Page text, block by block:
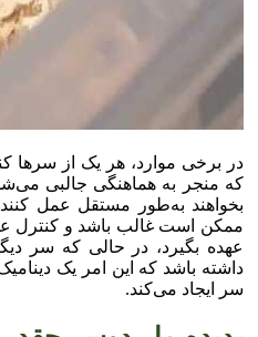
در برخی موارد، هر یک از سر‌ها
که منجر به هماهنگی جالبی
بخواهند به‌طور مستقل عمل
ممکن است غالب باشد و کنترل
عهده بگیرد، در حالی که سر
داشته باشد که این امر یک
سر ایجاد می‌کند.